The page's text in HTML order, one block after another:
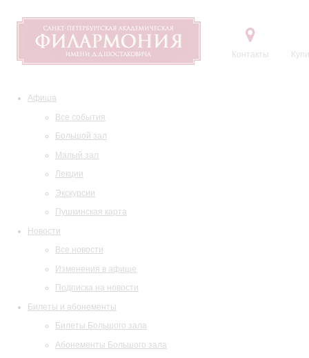
Контакты
Афиша
Все события
Большой зал
Малый зал
Лекции
Экскурсии
Пушкинская карта
Новости
Все новости
Изменения в афише
Подписка на новости
Билеты и абонементы
Билеты Большого зала
Абонементы Большого зала